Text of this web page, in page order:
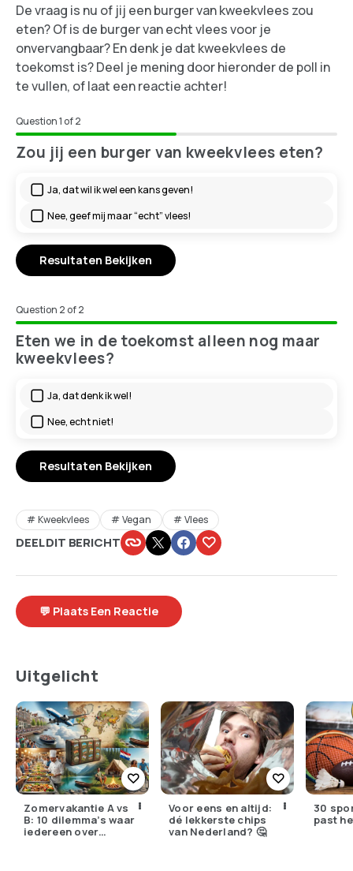
De vraag is nu of jij een burger van kweekvlees zou
eten? Of is de burger van echt vlees voor je
onvervangbaar? En denk je dat kweekvlees de
toekomst is? Deel je mening door hieronder de poll in
te vullen, of laat een reactie achter!
Question of2
Zou jij een burger van kweekvlees eten?
Ja, dat wil ik wel een kans geven!
Nee, geef mij maar “echt” vlees!
Resultaten Bekijken
Question of2
Eten we in de toekomst alleen nog maar
kweekvlees?
Ja, dat denk ik wel!
Nee, echt niet!
Resultaten Bekijken
Kweekvlees Vegan Vlees
DEEL DIT BERICHT
💬 Plaats Een Reactie
Uitgelicht
Zomervakantie A vs
B: 10 dilemma’s waar
iedereen over
Voor eens en altijd:
dé lekkerste chips
van Nederland? 🤔
30
past